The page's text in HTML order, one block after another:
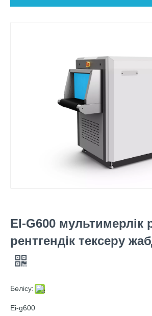
EI-G600 мультимерлік
рентгендік тексеру
Бөлісу:
Ei-g600